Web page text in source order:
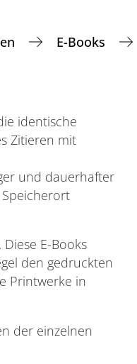
E-Books
identische
Zitieren mit
und dauerhafter
E-Books
den gedruckten
Printwerke in
der einzelnen